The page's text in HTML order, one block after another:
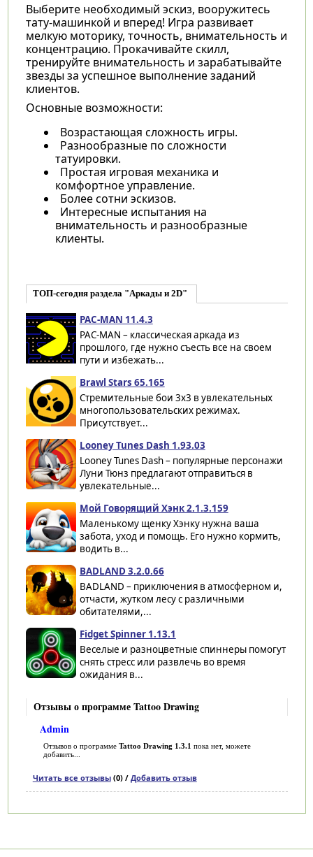
Выберите необходимый эскиз, вооружитесь
тату-машинкой и вперед! Игра развивает
мелкую моторику, точность, внимательность и
концентрацию. Прокачивайте скилл,
тренируйте внимательность и зарабатывайте
звезды за успешное выполнение заданий
клиентов.
Основные возможности:
Возрастающая сложность игры.
Разнообразные по сложности
татуировки.
Простая игровая механика и
комфортное управление.
Более сотни эскизов.
Интересные испытания на
внимательность и разнообразные
клиенты.
ТОП-сегодня раздела "Аркады и 2D"
PAC-MAN 11.4.3
PAC-MAN – классическая аркада из
прошлого, где нужно съесть все на своем
пути и избежать...
Brawl Stars 65.165
Стремительные бои 3х3 в увлекательных
многопользовательских режимах.
Присутствует...
Looney Tunes Dash 1.93.03
Looney Tunes Dash – популярные персонажи
Луни Тюнз предлагают отправиться в
увлекательные...
Мой Говорящий Хэнк 2.1.3.159
Маленькому щенку Хэнку нужна ваша
забота, уход и помощь. Его нужно кормить,
водить в...
BADLAND 3.2.0.66
BADLAND – приключения в атмосферном и,
отчасти, жутком лесу с различными
обитателями,...
Fidget Spinner 1.13.1
Веселые и разноцветные спиннеры помогут
снять стресс или развлечь во время
ожидания в...
Отзывы о программе Tattoo Drawing
Admin
Отзывов о программе Tattoo Drawing 1.3.1 пока нет, можете
добавить...
Читать все отзывы(0) / Добавить отзыв